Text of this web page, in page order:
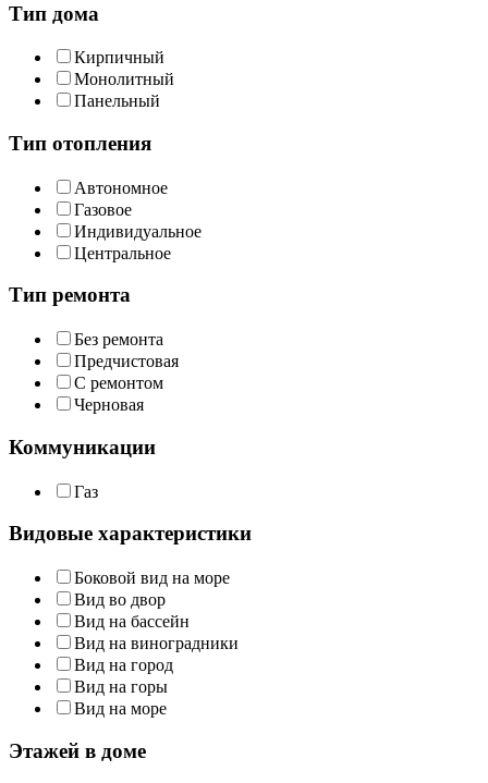
Тип дома
Кирпичный
Монолитный
Панельный
Тип отопления
Автономное
Газовое
Индивидуальное
Центральное
Тип ремонта
Без ремонта
Предчистовая
С ремонтом
Черновая
Коммуникации
Газ
Видовые характеристики
Боковой вид на море
Вид во двор
Вид на бассейн
Вид на виноградники
Вид на город
Вид на горы
Вид на море
Этажей в доме